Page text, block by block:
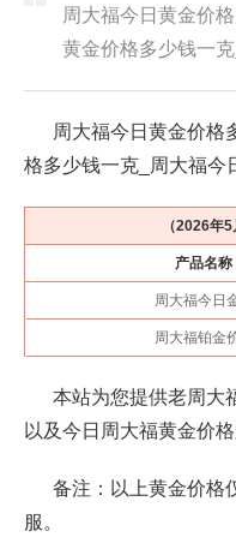
周大福今日黄金价
黄金价格多少钱一
周大福今日黄金价格
格多少钱一克_周大福今
（2026年5
产品名称
周大福今日
周大福铂金
本站为您提供老周大
以及今日周大福黄金价
备注：以上黄金价格
服。